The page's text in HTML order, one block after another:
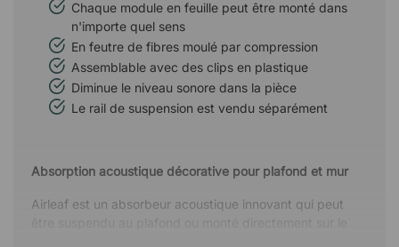
Chaque module en feuille peut être monté dans
n'importe quel sens
En feutre de fibres moulé par compression
Assemblable avec des clips en plastique
Diminue le niveau sonore dans la pièce
Le rail de suspension est vendu séparément
Absorption acoustique décorative pour plafond et mur
Airleaf est un absorbeur acoustique innovant qui peut